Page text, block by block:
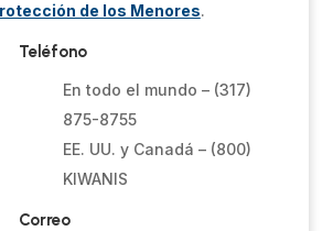
de los Menores.
Teléfono
En todo el mundo – (317)
875-8755
EE. UU. y Canadá – (800)
KIWANIS
Correo